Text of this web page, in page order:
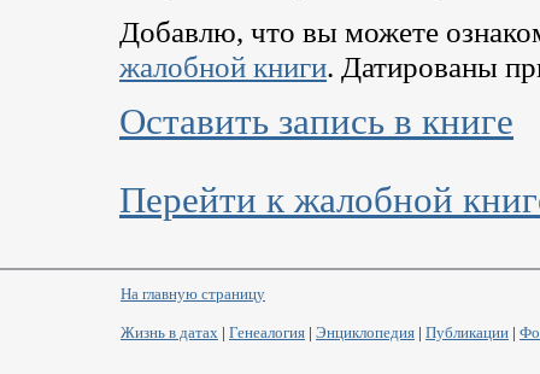
Добавлю, что вы можете
жалобной книги. Датированы
Оставить запись в книге
Перейти к жалобной
На главную страницу
Жизнь в датах | Генеалогия | Энциклопедия | Публикации |